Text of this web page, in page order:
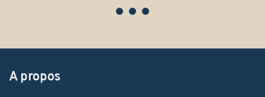
A propos